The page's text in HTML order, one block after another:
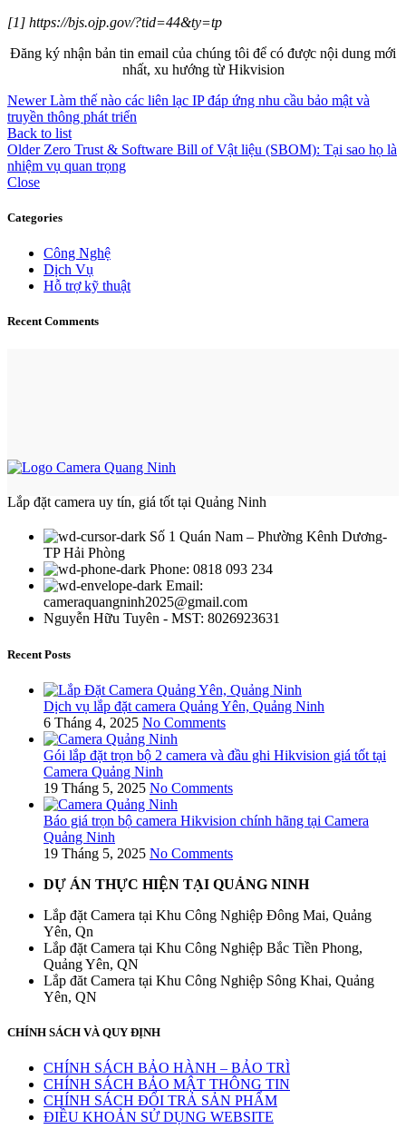
[1] https://bjs.ojp.gov/?tid=44&ty=tp
Đăng ký nhận bản tin email của chúng tôi để có được nội dung mới
nhất, xu hướng từ Hikvision
Newer Làm thế nào các liên lạc IP đáp ứng nhu cầu bảo mật và
truyền thông phát triển
Back to list
Older Zero Trust & Software Bill of Vật liệu (SBOM): Tại sao họ là
nhiệm vụ quan trọng
Close
Categories
Công Nghệ
Dịch Vụ
Hỗ trợ kỹ thuật
Recent Comments
Lắp đặt camera uy tín, giá tốt tại Quảng Ninh
Số 1 Quán Nam – Phường Kênh Dương-
TP Hải Phòng
Phone: 0818 093 234
Email:
cameraquangninh2025@gmail.com
Nguyễn Hữu Tuyên - MST: 8026923631
Recent Posts
Dịch vụ lắp đặt camera Quảng Yên, Quảng Ninh
6 Tháng 4, 2025 No Comments
Gói lắp đặt trọn bộ 2 camera và đầu ghi Hikvision giá tốt tại
Camera Quảng Ninh
19 Tháng 5, 2025 No Comments
Báo giá trọn bộ camera Hikvision chính hãng tại Camera
Quảng Ninh
19 Tháng 5, 2025 No Comments
DỰ ÁN THỰC HIỆN TẠI QUẢNG NINH
Lắp đặt Camera tại Khu Công Nghiệp Đông Mai, Quảng
Yên, Qn
Lắp đặt Camera tại Khu Công Nghiệp Bắc Tiền Phong,
Quảng Yên, QN
Lắp đăt Camera tại Khu Công Nghiệp Sông Khai, Quảng
Yên, QN
CHÍNH SÁCH VÀ QUY ĐỊNH
CHÍNH SÁCH BẢO HÀNH – BẢO TRÌ
CHÍNH SÁCH BẢO MẬT THÔNG TIN
CHÍNH SÁCH ĐỔI TRẢ SẢN PHẨM
ĐIỀU KHOẢN SỬ DỤNG WEBSITE